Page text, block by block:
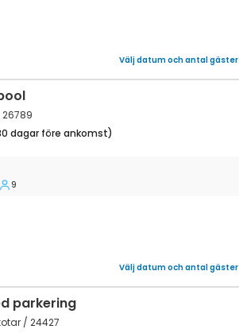
Välj datum och antal gäster
dagar före ankomst)
Gorski kotar K-26789
9
Välj datum och antal gäster
parkering
/ 24427